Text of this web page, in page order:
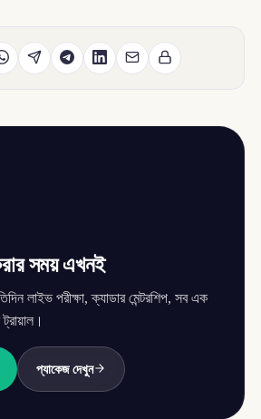
সময় এখনই
লাইভ পরীক্ষা, ক্যাডার মেন্টরশিপ, সব এক
প্যাকেজ দেখুন